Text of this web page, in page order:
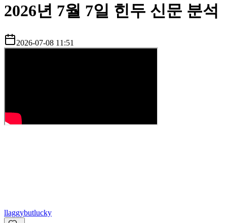
2026년 7월 7일 힌두 신문 분석
2026-07-08 11:51
llaggybutlucky